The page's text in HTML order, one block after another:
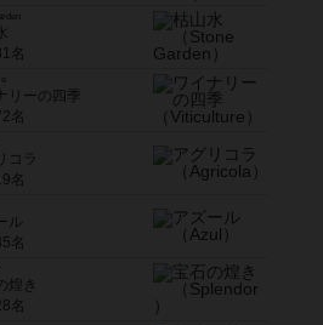
名
リーの四季
名
コラ
名
ル
名
煌き
名